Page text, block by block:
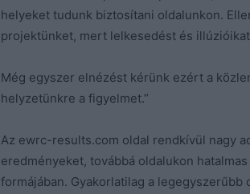
helyeket tudunk biztosítani oldalunkon.
projektünket, mert lelkesedést és
Még egyszer elnézést kérünk ezért a
helyzetünkre a figyelmet.”
Az ewrc-results.com oldal rendkívül nagy
eredményeket, továbbá oldalukon
formájában. Gyakorlatilag a